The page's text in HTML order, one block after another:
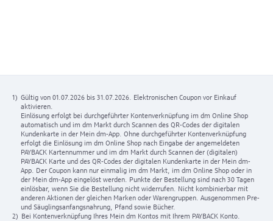
1) Gültig von 01.07.2026 bis 31.07.2026. Elektronischen Coupon vor Einkauf
aktivieren.
Einlösung erfolgt bei durchgeführter Kontenverknüpfung im dm Online Shop
automatisch und im dm Markt durch Scannen des QR-Codes der digitalen
Kundenkarte in der Mein dm-App. Ohne durchgeführter Kontenverknüpfung
erfolgt die Einlösung im dm Online Shop nach Eingabe der angemeldeten
PAYBACK Kartennummer und im dm Markt durch Scannen der (digitalen)
PAYBACK Karte und des QR-Codes der digitalen Kundenkarte in der Mein dm-
App. Der Coupon kann nur einmalig im dm Markt, im dm Online Shop oder in
der Mein dm-App eingelöst werden. Punkte der Bestellung sind nach 30 Tagen
einlösbar, wenn Sie die Bestellung nicht widerrufen. Nicht kombinierbar mit
anderen Aktionen der gleichen Marken oder Warengruppen. Ausgenommen Pre-
und Säuglingsanfangsnahrung, Pfand sowie Bücher.
2)
Bei Kontenverknüpfung Ihres Mein dm Kontos mit Ihrem PAYBACK Konto.